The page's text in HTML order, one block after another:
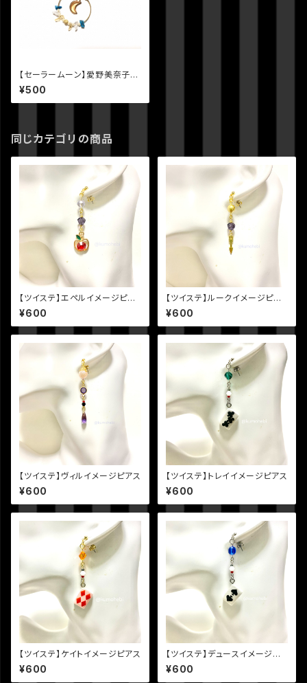
【セーラームーン】愛野美奈子
（セーラーヴィーナス）イメージ
天然石と月のピアス
¥500
同じカテゴリの商品
【ツイステ】エペルイメージピア
ス
¥600
【ツイステ】ルークイメージピア
ス
¥600
【ツイステ】ヴィルイメージピアス
¥600
【ツイステ】トレイイメージピアス
¥600
【ツイステ】ケイトイメージピアス
¥600
【ツイステ】デュースイメージピ
アス
¥600